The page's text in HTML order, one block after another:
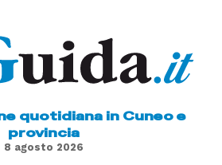
quotidiana in Cuneo e
provincia
8 agosto 2026